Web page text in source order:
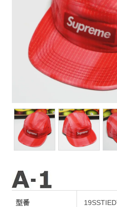
型番